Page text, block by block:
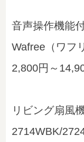
音声操作機能
Wafree（ワフ
2,800円～
リビング扇風
2714WBK/